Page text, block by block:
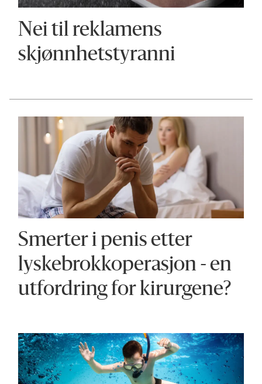
Nei til reklamens
skjønnhetstyranni
Smerter i penis etter
lyskebrokkoperasjon - en
utfordring for kirurgene?